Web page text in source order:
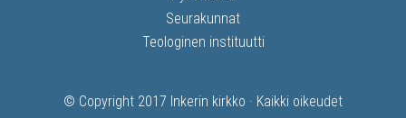
Seurakunnat
Teologinen instituutti
© Copyright 2017 Inkerin kirkko · Kaikki oikeudet